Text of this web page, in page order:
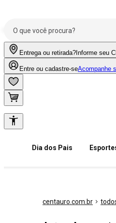
Entrega ou retirada? Informe seu
Entre ou cadastre-seAcompanhe
Dia dos Pais
centauro.com.br